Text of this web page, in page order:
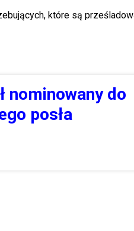
które są
nominowany do
posła